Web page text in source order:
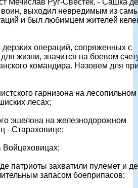
Мечислав Руг-Свестек, - Сашка
воин, выходил невредимым из
и был любимцем жителей
операций, сопряженных с
жизни, значится на боевом
командира. Назовем для
гарнизона на лесопильном
лесах;
эшелона на железнодорожном
- Стараховице;
Войцеховицах;
патриоты захватили пулемет и
запасом боеприпасов;